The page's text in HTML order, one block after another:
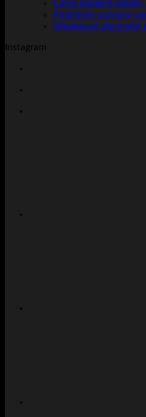
Často kladené otázky
Podmínky ochrany
Všeobecné obchodní
Instagram